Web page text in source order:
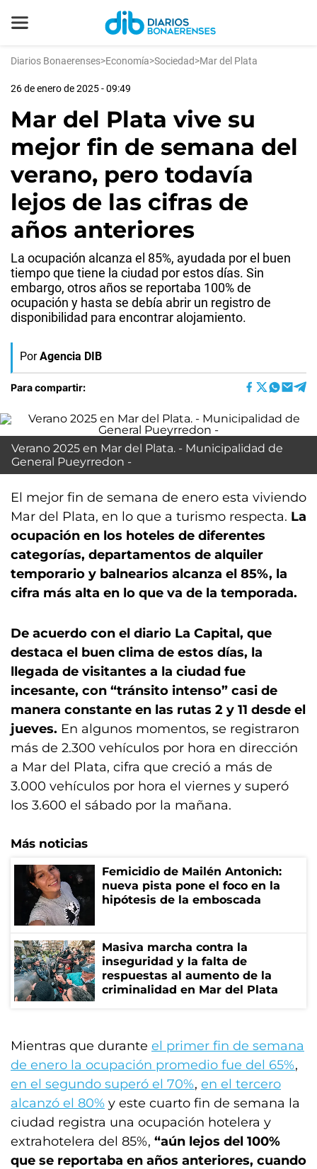
Diarios Bonaerenses>Economía>Sociedad>Mar del Plata
26 de enero de 2025 - 09:49
Mar del Plata vive su
mejor fin de semana del
verano, pero todavía
lejos de las cifras de
años anteriores
La ocupación alcanza el 85%, ayudada por el buen
tiempo que tiene la ciudad por estos días. Sin
embargo, otros años se reportaba 100% de
ocupación y hasta se debía abrir un registro de
disponibilidad para encontrar alojamiento.
Por Agencia DIB
Para compartir:
Verano 2025 en Mar del Plata. - Municipalidad de
General Pueyrredon -
El mejor fin de semana de enero esta viviendo
Mar del Plata, en lo que a turismo respecta. La
ocupación en los hoteles de diferentes
categorías, departamentos de alquiler
temporario y balnearios alcanza el 85%, la
cifra más alta en lo que va de la temporada.
De acuerdo con el diario La Capital, que
destaca el buen clima de estos días, la
llegada de visitantes a la ciudad fue
incesante, con “tránsito intenso” casi de
manera constante en las rutas 2 y 11 desde el
jueves. En algunos momentos, se registraron
más de 2.300 vehículos por hora en dirección
a Mar del Plata, cifra que creció a más de
3.000 vehículos por hora el viernes y superó
los 3.600 el sábado por la mañana.
Más noticias
Femicidio de Mailén Antonich:
nueva pista pone el foco en la
hipótesis de la emboscada
Masiva marcha contra la
inseguridad y la falta de
respuestas al aumento de la
criminalidad en Mar del Plata
Mientras que durante el primer fin de semana
de enero la ocupación promedio fue del 65%,
en el segundo superó el 70%, en el tercero
alcanzó el 80% y este cuarto fin de semana la
ciudad registra una ocupación hotelera y
extrahotelera del 85%, “aún lejos del 100%
que se reportaba en años anteriores, cuando